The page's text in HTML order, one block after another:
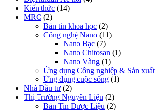
Kiến thức (14)
MRC (2)
Bản tin khoa học (2)
Công nghệ Nano (11)
Nano Bạc (7)
Nano Chitosan (1)
Nano Vàng (1)
Ứng dụng Công nghiệp & Sản xuất
Ứng dụng cuộc sống (1)
Nhà Đầu tư (2)
Thị Trường Nguyên Liệu (2)
Bản Tin Dược Liệu (2)